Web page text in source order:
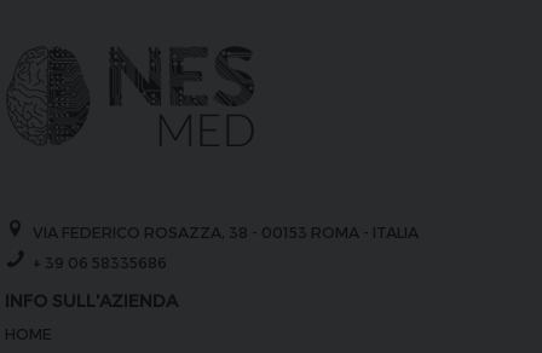
VIA FEDERICO ROSAZZA, 38 - 00153 ROMA - ITALIA
+ 39 06 58335686
INFO SULL'AZIENDA
HOME